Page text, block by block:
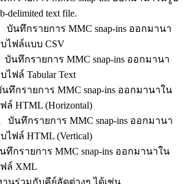
delimited text file.
บันทึกรายการ MMC snap-ins ออกมานา
ไฟล์แบบ CSV
บันทึกรายการ MMC snap-ins ออกมานา
ไฟล์ Tabular Text
ทึกรายการ MMC snap-ins ออกมานาใน
ล์ HTML (Horizontal)
บันทึกรายการ MMC snap-ins ออกมานา
ไฟล์ HTML (Vertical)
ทึกรายการ MMC snap-ins ออกมานาใน
ล์ XML